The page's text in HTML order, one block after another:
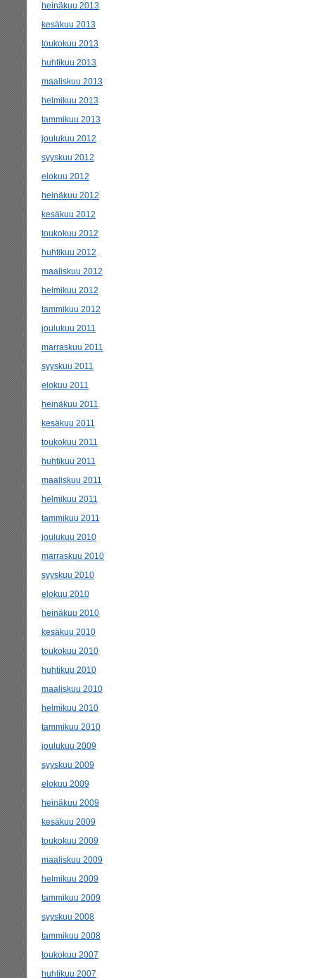
heinäkuu 2013
kesäkuu 2013
toukokuu 2013
huhtikuu 2013
maaliskuu 2013
helmikuu 2013
tammikuu 2013
joulukuu 2012
syyskuu 2012
elokuu 2012
heinäkuu 2012
kesäkuu 2012
toukokuu 2012
huhtikuu 2012
maaliskuu 2012
helmikuu 2012
tammikuu 2012
joulukuu 2011
marraskuu 2011
syyskuu 2011
elokuu 2011
heinäkuu 2011
kesäkuu 2011
toukokuu 2011
huhtikuu 2011
maaliskuu 2011
helmikuu 2011
tammikuu 2011
joulukuu 2010
marraskuu 2010
syyskuu 2010
elokuu 2010
heinäkuu 2010
kesäkuu 2010
toukokuu 2010
huhtikuu 2010
maaliskuu 2010
helmikuu 2010
tammikuu 2010
joulukuu 2009
syyskuu 2009
elokuu 2009
heinäkuu 2009
kesäkuu 2009
toukokuu 2009
maaliskuu 2009
helmikuu 2009
tammikuu 2009
syyskuu 2008
tammikuu 2008
toukokuu 2007
huhtikuu 2007